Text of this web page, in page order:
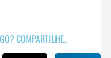
COMPARTILHE..